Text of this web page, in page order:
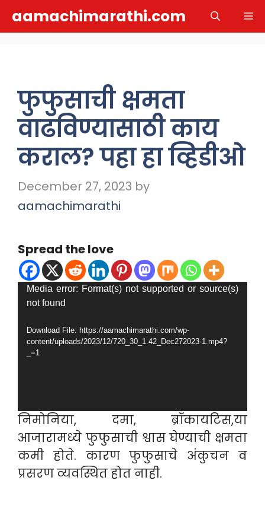
aamachimarathi.com
फुफुसाची क्षमता
वाढविण्यासाठी काय
कराल? पहा हा व्हिडीओ
December 27, 2023 by
aamachimarathi
Spread the love
Video
Player
Media error: Format(s) not supported or source(s)
not found
Download File: https://aamachimarathi.com/wp-
content/uploads/2023/12/720_30_1.42_Dec272023-1.mp4?
_=1
निमोनिया, दमा, ब्रॉंकायटिस,या
आजारामध्ये फुफुसाची श्वास घेण्याची क्षमता
कमी होते. कारण फुफुसाचे अंकुचन व
प्रसरण व्यवस्थित होत नाही.